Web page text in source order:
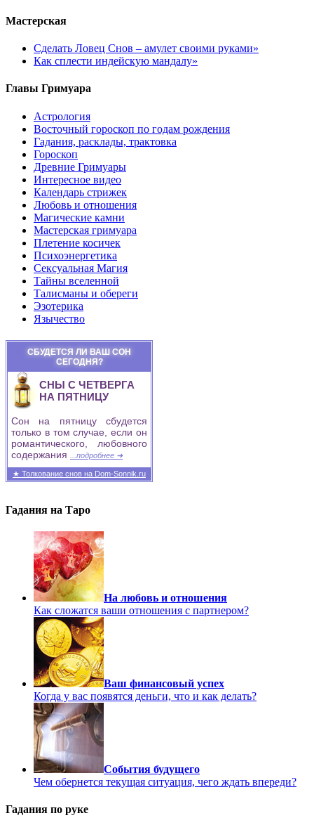
Мастерская
Сделать Ловец Снов – амулет своими руками»
Как сплести индейскую мандалу»
Главы Гримуара
Астрология
Восточный гороскоп по годам рождения
Гадания, расклады, трактовка
Гороскоп
Древние Гримуары
Интересное видео
Календарь стрижек
Любовь и отношения
Магические камни
Мастерская гримуара
Плетение косичек
Психоэнергетика
Сексуальная Магия
Тайны вселенной
Талисманы и обереги
Эзотерика
Язычество
СБУДЕТСЯ ЛИ ВАШ СОН
СЕГОДНЯ?
СНЫ С ЧЕТВЕРГА
НА ПЯТНИЦУ
Сон на пятницу сбудется
только в том случае, если он
романтического, любовного
содержания
...подробнее ➜
★ Толкование снов на Dom-Sonnik.ru
Гадания на Таро
На любовь и отношения
Как сложатся ваши отношения с партнером?
Ваш финансовый успех
Когда у вас появятся деньги, что и как делать?
События будущего
Чем обернется текущая ситуация, чего ждать впереди?
Гадания по руке